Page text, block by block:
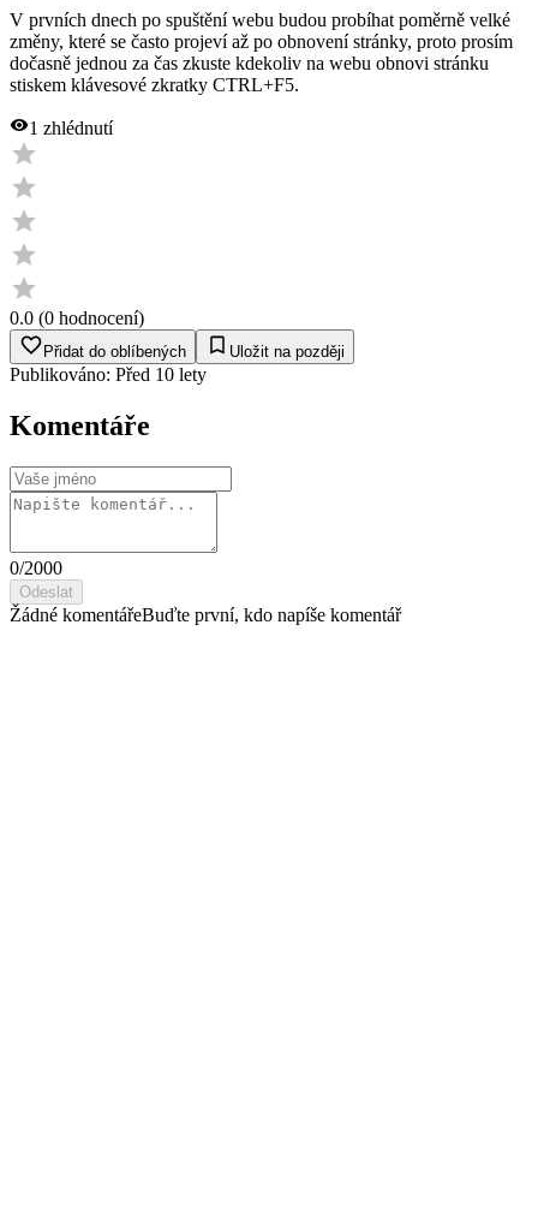
V prvních dnech po spuštění webu budou probíhat poměrně velké
změny, které se často projeví až po obnovení stránky, proto prosím
dočasně jednou za čas zkuste kdekoliv na webu obnovi stránku
stiskem klávesové zkratky CTRL+F5.
1 zhlédnutí
0.0 (0 hodnocení)
Přidat do oblíbených Uložit na později
Publikováno: Před 10 lety
Komentáře
0/2000
Odeslat
Žádné komentářeBuďte první, kdo napíše komentář